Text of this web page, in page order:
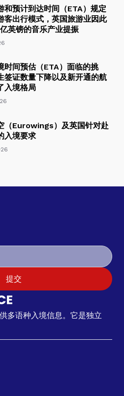
和预计到达时间（ETA）规定
客出行模式，英国旅游业因此
英镑的音乐产业提振
时间预估（ETA）面临的挑
签证数量下降以及新开通的航
入境格局
（Eurowings）及英国针对赴
入境要求
提交
多语种入境信息。它是独立